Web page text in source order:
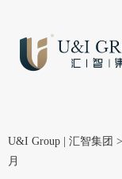
U&I Group | 汇智集团 >
月